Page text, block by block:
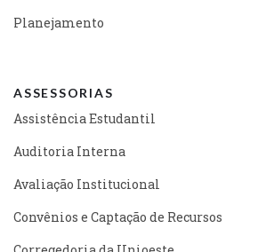
Planejamento
ASSESSORIAS
Assistência Estudantil
Auditoria Interna
Avaliação Institucional
Convênios e Captação de Recursos